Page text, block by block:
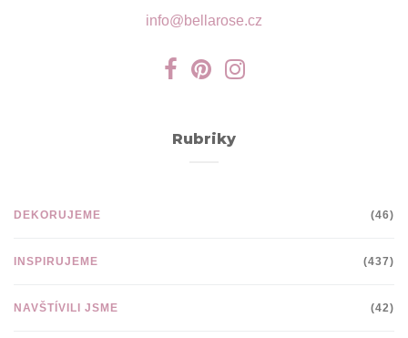
info@bellarose.cz
Rubriky
DEKORUJEME (46)
INSPIRUJEME (437)
NAVŠTÍVILI JSME (42)